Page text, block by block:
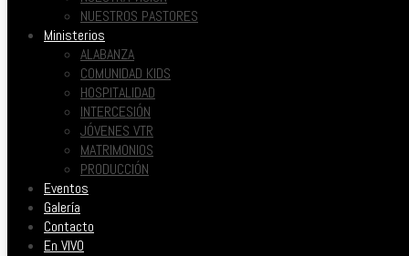
NUESTROS PASTORES
Ministerios
ALABANZA
COMUNIDAD KIDS
HOSPITALIDAD
INTERCESIÓN
JÓVENES VTR
MATRIMONIOS
PRODUCCIÓN
Eventos
Galería
Contacto
En VIVO